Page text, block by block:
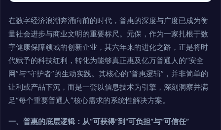
在数字经济浪潮奔涌向前的时代，普惠的深度与广度已成为衡
量社会进步与商业文明的重要标尺。元保，作为一家扎根于数
字健康保障领域的创新企业，其六年来的进化之路，正是将时
代赋予的科技红利，转化为能够真正惠及亿万普通人的“安全
网”与“守护者”的生动实践。其核心的“普惠逻辑”，并非简单的
让利或产品下沉，而是一套以信息技术为引擎，深刻洞察并满
足“每个重要普通人”核心需求的系统性解决方案。
一、普惠的底层逻辑：从“可获得”到“可负担”与“可信任”